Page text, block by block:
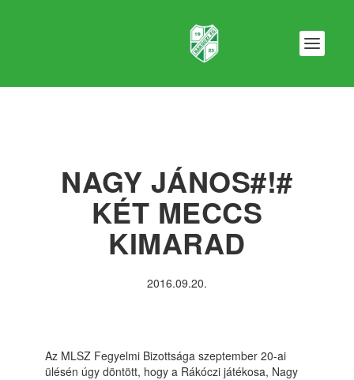
NAGY JÁNOS#!#
KÉT MECCS
KIMARAD
2016.09.20.
Az MLSZ Fegyelmi Bizottsága szeptember 20-ai
ülésén úgy döntött, hogy a Rákóczi játékosa, Nagy